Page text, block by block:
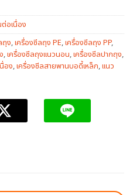
อเนื่อง
ถุง,เครื่องซีลถุง PE,เครื่องซีลถุง PP,
,เครื่องซีลถุงแนวนอน,เครื่องซีลปากถุง,
อง,เครื่องซีลสายพานบอดี้เหล็ก,แนว